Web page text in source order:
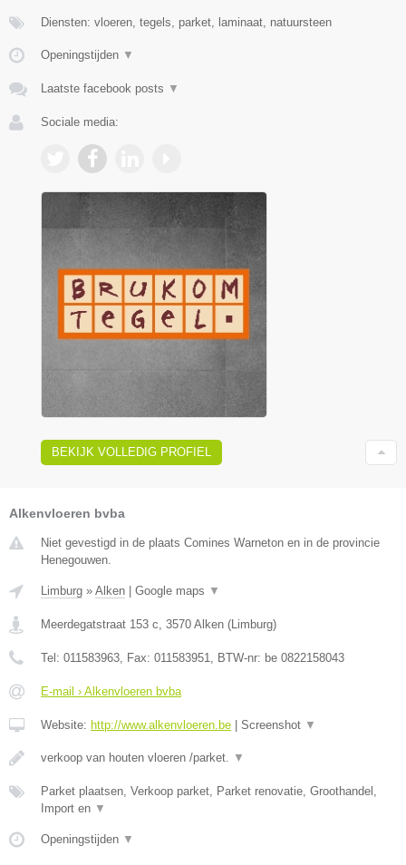
Diensten: vloeren, tegels, parket, laminaat, natuursteen
Openingstijden ▼
Laatste facebook posts ▼
Sociale media:
BEKIJK VOLLEDIG PROFIEL
Alkenvloeren bvba
Niet gevestigd in de plaats Comines Warneton en in de provincie
Henegouwen.
Limburg » Alken Google maps ▼
Meerdegatstraat 153 c, 3570 Alken (Limburg)
Tel: 011583963, Fax: 011583951, BTW-nr: be 0822158043
E-mail › Alkenvloeren bvba
Website: http://www.alkenvloeren.be Screenshot ▼
verkoop van houten vloeren /parket. ▼
Parket plaatsen, Verkoop parket, Parket renovatie, Groothandel,
Import en ▼
Openingstijden ▼